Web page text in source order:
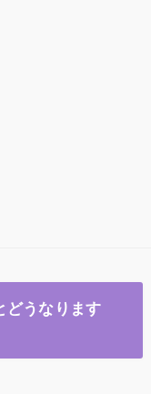
うなります